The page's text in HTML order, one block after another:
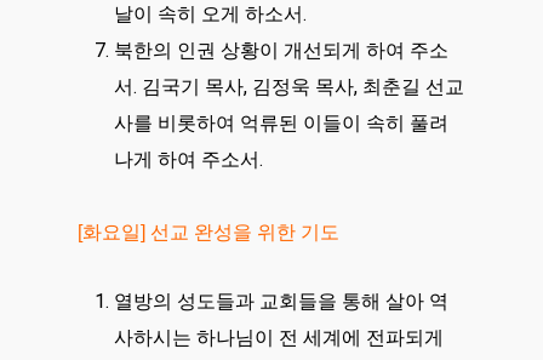
날이 속히 오게 하소서.
북한의 인권 상황이 개선되게 하여 주소
서. 김국기 목사, 김정욱 목사, 최춘길 선교
사를 비롯하여 억류된 이들이 속히 풀려
나게 하여 주소서.
[화요일] 선교 완성을 위한 기도
열방의 성도들과 교회들을 통해 살아 역
사하시는 하나님이 전 세계에 전파되게